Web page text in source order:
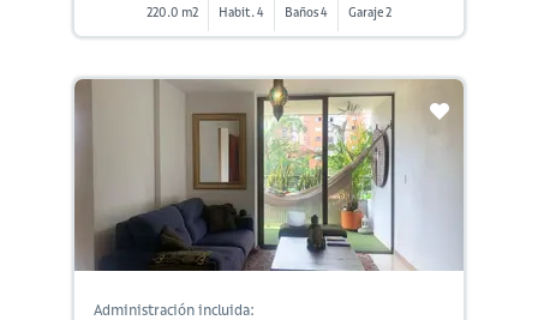
220.0 m2 Habit. 4 Baños 4 Garaje 2
Administración incluida: